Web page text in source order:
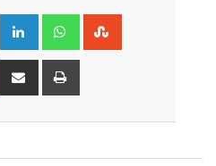
Google+ LinkedIn Whatsapp
Reddit
Share